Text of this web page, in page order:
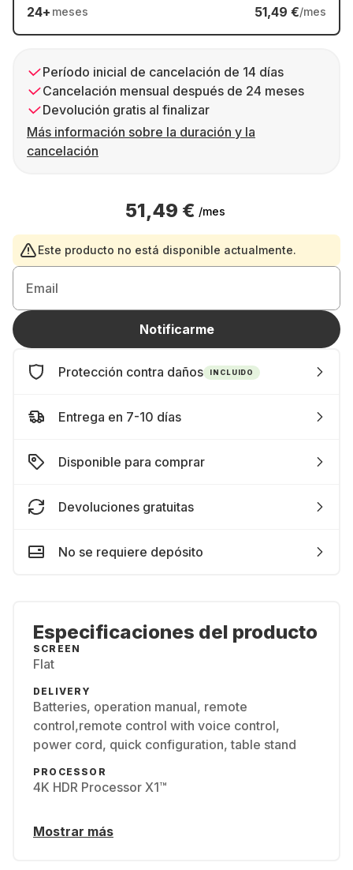
24+ meses 51,49 €/mes
Período inicial de cancelación de 14 días
Cancelación mensual después de 24 meses
Devolución gratis al finalizar
Más información sobre la duración y la
cancelación
51,49 € /mes
Este producto no está disponible actualmente.
Email
Notificarme
Protección contra daños INCLUIDO
Entrega en 7-10 días
Disponible para comprar
Devoluciones gratuitas
No se requiere depósito
Especificaciones del producto
SCREEN
Flat
DELIVERY
Batteries, operation manual, remote
control,remote control with voice control,
power cord, quick configuration, table stand
PROCESSOR
4K HDR Processor X1™
Mostrar más